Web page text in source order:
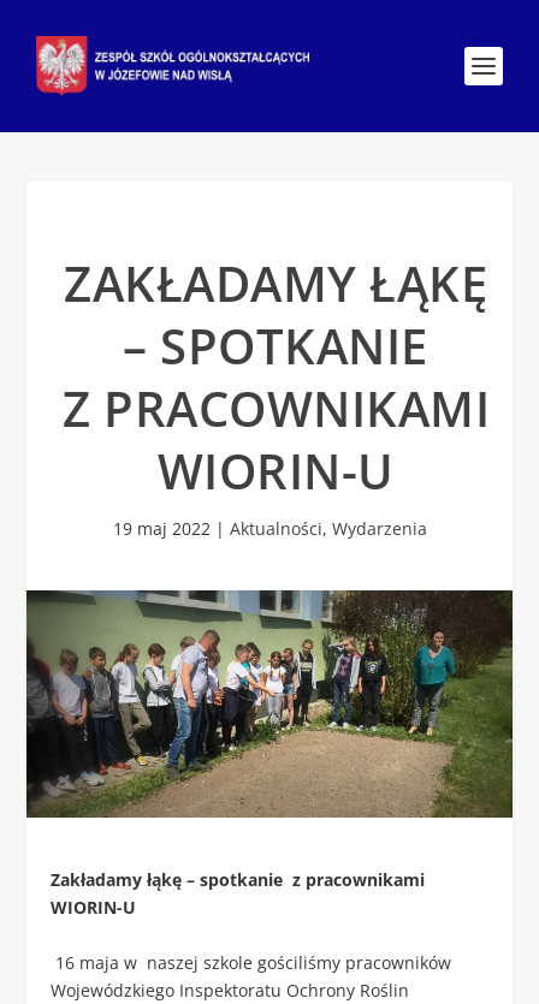
ZAKŁADAMY ŁĄKĘ
– SPOTKANIE
Z PRACOWNIKAMI
WIORIN-U
19 maj 2022| Aktualności, Wydarzenia
Zakładamy łąkę – spotkanie z pracownikami
WIORIN-U
16 maja w naszej szkole gościliśmy pracowników
Wojewódzkiego Inspektoratu Ochrony Roślin